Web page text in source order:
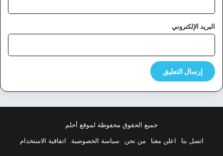
البريد الإلكتروني
جميع الحقوق محفوظة لموقع أحلم
اتصل بنا
اعلن معنا من نحن سياسة الخصوصية اتفاقية الاستخدام